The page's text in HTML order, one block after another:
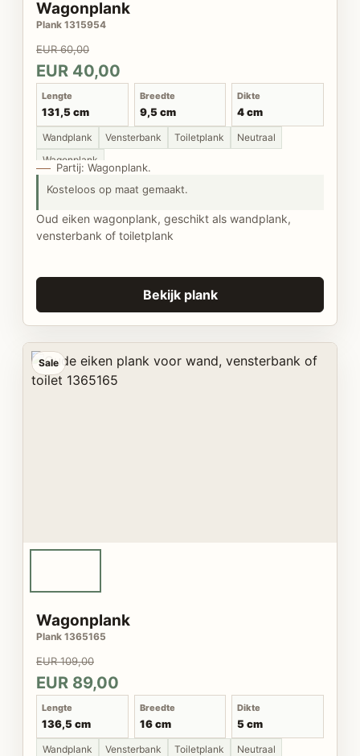
Wagonplank
Plank 1315954
EUR 60,00
EUR 40,00
Lengte
131,5 cm
Breedte
9,5 cm
Dikte
4 cm
Wandplank Vensterbank Toiletplank
Neutraal
Wagonplank
Partij: Wagonplank.
Kosteloos op maat gemaakt.
Oud eiken wagonplank, geschikt als wandplank,
vensterbank of toiletplank
Bekijk plank
Sale
Wagonplank
Plank 1365165
EUR 109,00
EUR 89,00
Lengte
136,5 cm
Breedte
16 cm
Dikte
5 cm
Wandplank Vensterbank Toiletplank
Neutraal